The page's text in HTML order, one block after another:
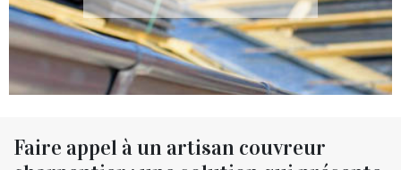
Faire appel à un artisan couvreur